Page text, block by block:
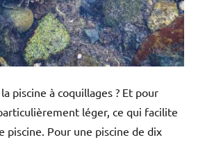
piscine à coquillages ? Et pour
léger, ce qui facilite
piscine. Pour une piscine de dix